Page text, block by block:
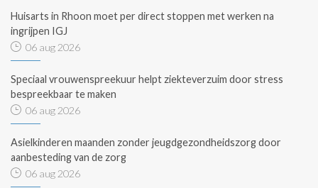
Huisarts in Rhoon moet per direct stoppen met werken na
ingrijpen IGJ
06 aug 2026
Speciaal vrouwenspreekuur helpt ziekteverzuim door stress
bespreekbaar te maken
06 aug 2026
Asielkinderen maanden zonder jeugdgezondheidszorg door
aanbesteding van de zorg
06 aug 2026